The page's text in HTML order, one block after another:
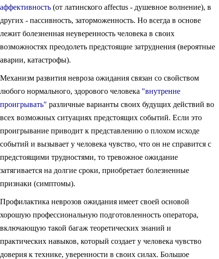
аффективность (от латинского affectus - душевное волнение), в
других - пассивность, заторможенность. Но всегда в основе
лежит болезненная неуверенность человека в своих
возможностях преодолеть предстоящие затруднения (вероятные
аварии, катастрофы).
Механизм развития невроза ожидания связан со свойством
любого нормального, здорового человека "внутренне
проигрывать" различные варианты своих будущих действий во
всех возможных ситуациях предстоящих событий. Если это
проигрывание приводит к представлению о плохом исходе
событий и вызывает у человека чувство, что он не справится с
предстоящими трудностями, то тревожное ожидание
затягивается на долгие сроки, приобретает болезненные
признаки (симптомы).
Профилактика неврозов ожидания имеет своей основой
хорошую профессиональную подготовленность оператора,
включающую такой багаж теоретических знаний и
практических навыков, который создает у человека чувство
доверия к технике, уверенности в своих силах. Большое